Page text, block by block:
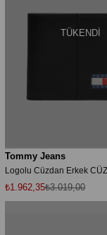
TÜKENDI
Tommy Jeans
₺1.962,35₺3.019,00